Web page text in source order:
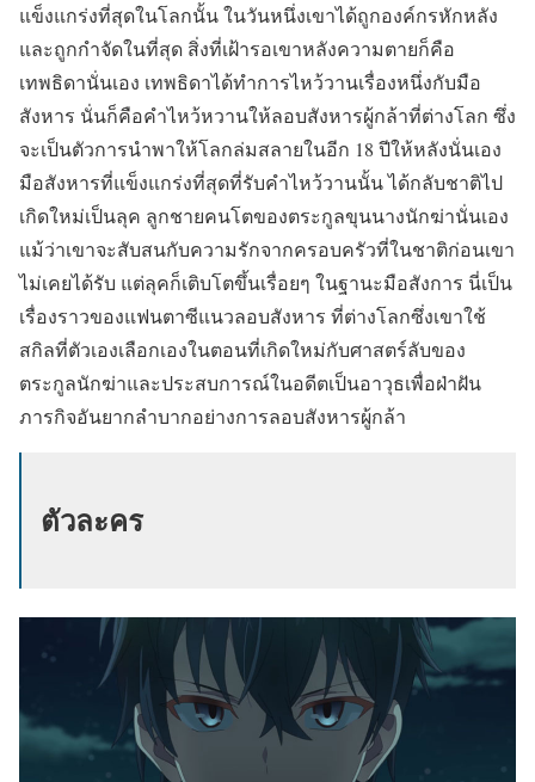
แข็งแกร่งที่สุดในโลกนั้น ในวันหนึ่งเขาได้ถูกองค์กรหักหลัง
และถูกกำจัดในที่สุด สิ่งที่เฝ้ารอเขาหลังความตายก็คือ
เทพธิดานั่นเอง เทพธิดาได้ทำการไหว้วานเรื่องหนึ่งกับมือ
สังหาร นั่นก็คือคำไหว้หวานให้ลอบสังหารผู้กล้าที่ต่างโลก ซึ่ง
จะเป็นตัวการนำพาให้โลกล่มสลายในอีก 18 ปีให้หลังนั่นเอง
มือสังหารที่แข็งแกร่งที่สุดที่รับคำไหว้วานนั้น ได้กลับชาติไป
เกิดใหม่เป็นลุค ลูกชายคนโตของตระกูลขุนนางนักฆ่านั่นเอง
แม้ว่าเขาจะสับสนกับความรักจากครอบครัวที่ในชาติก่อนเขา
ไม่เคยได้รับ แต่ลุคก็เติบโตขึ้นเรื่อยๆ ในฐานะมือสังการ นี่เป็น
เรื่องราวของแฟนตาซีแนวลอบสังหาร ที่ต่างโลกซึ่งเขาใช้
สกิลที่ตัวเองเลือกเองในตอนที่เกิดใหม่กับศาสตร์ลับของ
ตระกูลนักฆ่าและประสบการณ์ในอดีตเป็นอาวุธเพื่อฝ่าฝัน
ภารกิจอันยากลำบากอย่างการลอบสังหารผู้กล้า
ตัวละคร